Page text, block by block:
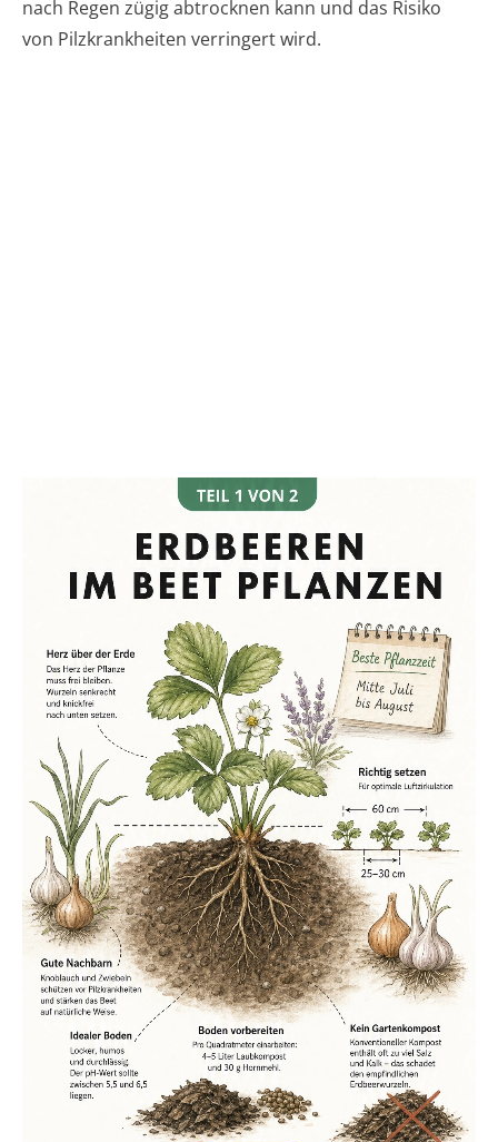
nach Regen zügig abtrocknen kann und das Risiko
von Pilzkrankheiten verringert wird.